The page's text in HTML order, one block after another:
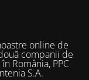
online de
companii de
România, PPC
S.A.